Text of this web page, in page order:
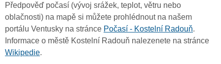
Předpověď počasí (vývoj srážek, teplot, větru nebo
oblačnosti) na mapě si můžete prohlédnout na našem
portálu Ventusky na stránce Počasí - Kostelní Radouň.
Informace o městě Kostelní Radouň nalezenete na stránce
Wikipedie.